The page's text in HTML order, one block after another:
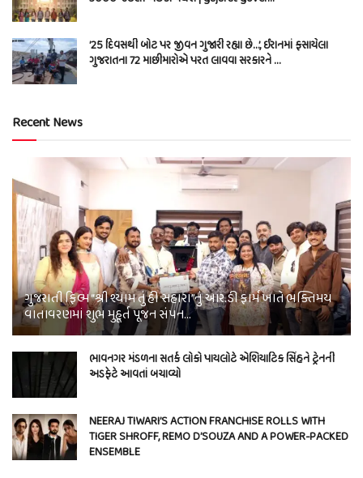
’25 દિવસથી બોટ પર જીવન ગુજારી રહ્યા છે…’, ઈરાનમાં ફસાયેલા
ગુજરાતના 72 માછીમારોએ પરત લાવવા સરકારને …
Recent News
ગુજરાતી ફિલ્મ “શ્રી શ્યામ તું હી સહારા”નું આર.ડી ફાર્મ ખાતે ભક્તિમય
વાતાવરણમાં શુભ મુહૂર્ત પૂજન સંપન…
ભાવનગર મંડળના સતર્ક લોકો પાયલોટે એશિયાટિક સિંહને ટ્રેનની
અડફેટે આવતાં બચાવ્યો
NEERAJ TIWARI’S ACTION FRANCHISE ROLLS WITH
TIGER SHROFF, REMO D’SOUZA AND A POWER-PACKED
ENSEMBLE